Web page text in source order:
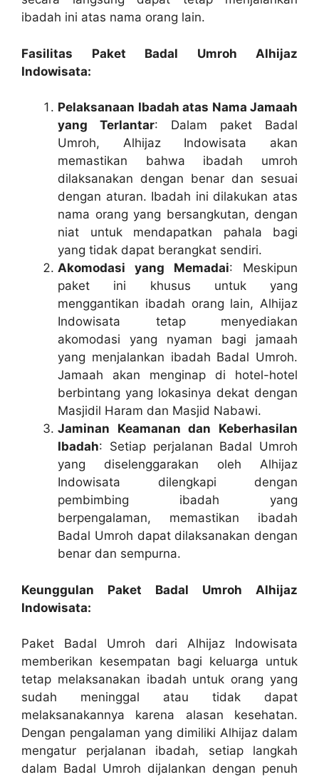
ibadah ini atas nama orang lain.
Fasilitas Paket Badal Umroh Alhijaz
Indowisata:
Pelaksanaan Ibadah atas Nama Jamaah
yang Terlantar: Dalam paket Badal
Umroh, Alhijaz Indowisata akan
memastikan bahwa ibadah umroh
dilaksanakan dengan benar dan sesuai
dengan aturan. Ibadah ini dilakukan atas
nama orang yang bersangkutan, dengan
niat untuk mendapatkan pahala bagi
yang tidak dapat berangkat sendiri.
Akomodasi yang Memadai: Meskipun
paket ini khusus untuk yang
menggantikan ibadah orang lain, Alhijaz
Indowisata tetap menyediakan
akomodasi yang nyaman bagi jamaah
yang menjalankan ibadah Badal Umroh.
Jamaah akan menginap di hotel-hotel
berbintang yang lokasinya dekat dengan
Masjidil Haram dan Masjid Nabawi.
Jaminan Keamanan dan Keberhasilan
Ibadah: Setiap perjalanan Badal Umroh
yang diselenggarakan oleh Alhijaz
Indowisata dilengkapi dengan
pembimbing ibadah yang
berpengalaman, memastikan ibadah
Badal Umroh dapat dilaksanakan dengan
benar dan sempurna.
Keunggulan Paket Badal Umroh Alhijaz
Indowisata:
Paket Badal Umroh dari Alhijaz Indowisata
memberikan kesempatan bagi keluarga untuk
tetap melaksanakan ibadah untuk orang yang
sudah meninggal atau tidak dapat
melaksanakannya karena alasan kesehatan.
Dengan pengalaman yang dimiliki Alhijaz dalam
mengatur perjalanan ibadah, setiap langkah
dalam Badal Umroh dijalankan dengan penuh